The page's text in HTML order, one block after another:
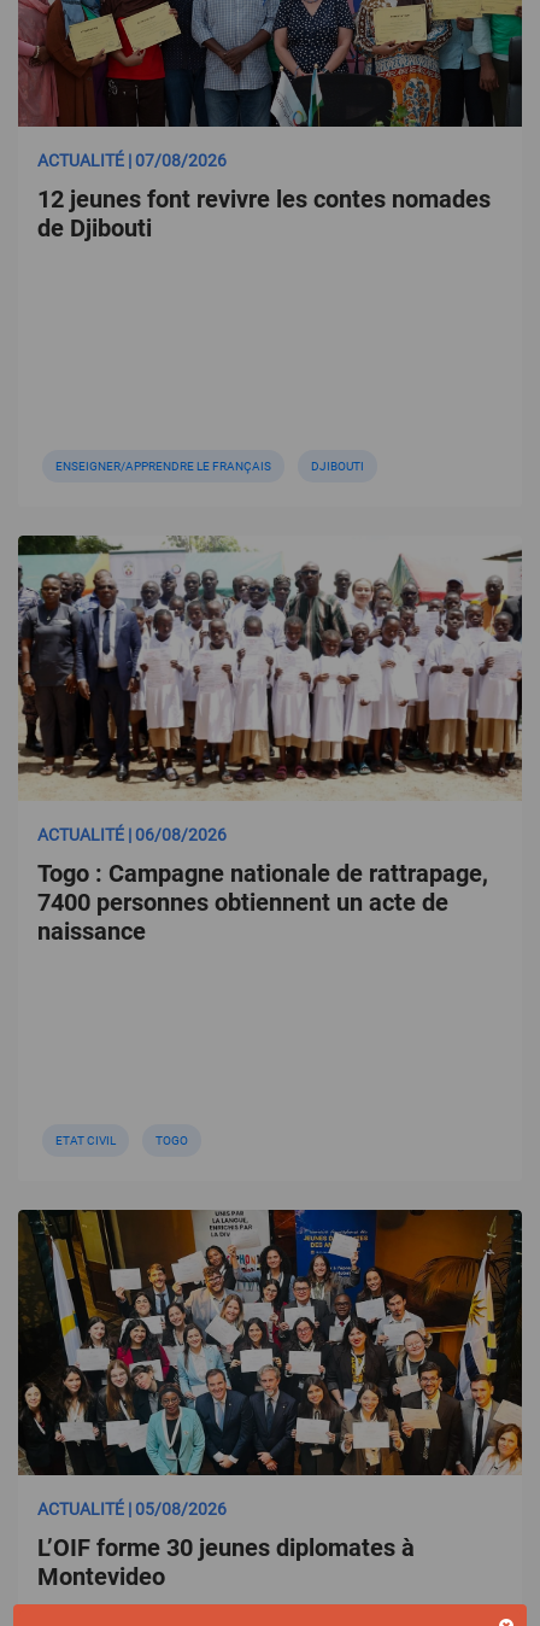
ACTUALITÉ | 07/08/2026
12 jeunes font revivre les contes nomades
de Djibouti
ENSEIGNER/APPRENDRE LE FRANÇAIS DJIBOUTI
ACTUALITÉ | 06/08/2026
Togo : Campagne nationale de rattrapage,
7400 personnes obtiennent un acte de
naissance
ETAT CIVIL TOGO
ACTUALITÉ | 05/08/2026
L’OIF forme 30 jeunes diplomates à
Montevideo